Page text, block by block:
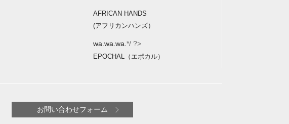
AFRICAN HANDS
(アフリカンハンズ）
wa.wa.wa. */ ?>
EPOCHAL（エポカル）
お問い合わせフォーム